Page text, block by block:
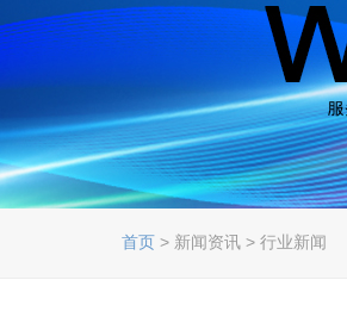
首页 > 新闻资讯 > 行业新闻